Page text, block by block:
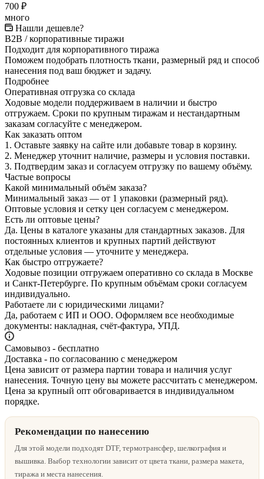
700 ₽
много
Нашли дешевле?
B2B / корпоративные тиражи
Подходит для корпоративного тиража
Поможем подобрать плотность ткани, размерный ряд и способ
нанесения под ваш бюджет и задачу.
Подробнее
Оперативная отгрузка со склада
Ходовые модели поддерживаем в наличии и быстро
отгружаем. Сроки по крупным тиражам и нестандартным
заказам согласуйте с менеджером.
Как заказать оптом
1. Оставьте заявку на сайте или добавьте товар в корзину.
2. Менеджер уточнит наличие, размеры и условия поставки.
3. Подтвердим заказ и согласуем отгрузку по вашему объёму.
Частые вопросы
Какой минимальный объём заказа?
Минимальный заказ — от 1 упаковки (размерный ряд).
Оптовые условия и сетку цен согласуем с менеджером.
Есть ли оптовые цены?
Да. Цены в каталоге указаны для стандартных заказов. Для
постоянных клиентов и крупных партий действуют
отдельные условия — уточните у менеджера.
Как быстро отгружаете?
Ходовые позиции отгружаем оперативно со склада в Москве
и Санкт‑Петербурге. По крупным объёмам сроки согласуем
индивидуально.
Работаете ли с юридическими лицами?
Да, работаем с ИП и ООО. Оформляем все необходимые
документы: накладная, счёт‑фактура, УПД.
Самовывоз - бесплатно
Доставка - по согласованию с менеджером
Цена зависит от размера партии товара и наличия услуг
нанесения. Точную цену вы можете рассчитать с менеджером.
Цена за крупный опт обговаривается в индивидуальном
порядке.
Рекомендации по нанесению
Для этой модели подходят DTF, термотрансфер, шелкография и
вышивка. Выбор технологии зависит от цвета ткани, размера макета,
тиража и места нанесения.